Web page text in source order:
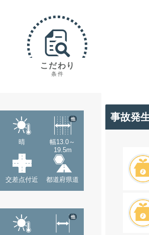
こだわり
条件
晴
幅13.0～
19.5m
他
交差点付近 都道府県道
他
事故発